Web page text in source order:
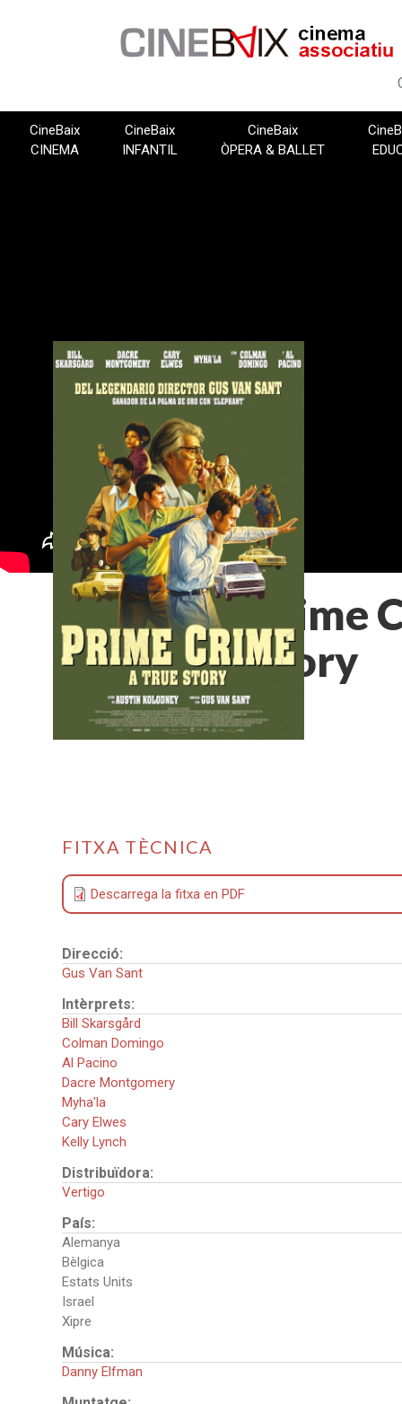
CineBaix
CINEMA
CineBaix
INFANTIL
CineBaix
ÒPERA & BALLET
Prime
Story
FITXA TÈCNICA
Descarrega la fitxa en PDF
Direcció:
Gus Van Sant
Intèrprets:
Bill Skarsgård
Colman Domingo
Al Pacino
Dacre Montgomery
Myha'la
Cary Elwes
Kelly Lynch
Distribuïdora:
Vertigo
País:
Alemanya
Bèlgica
Estats Units
Israel
Xipre
Música:
Danny Elfman